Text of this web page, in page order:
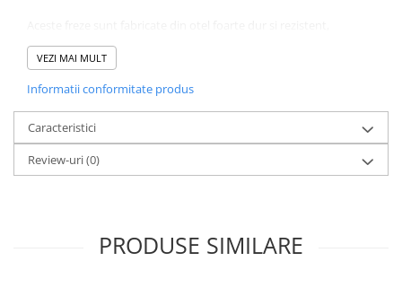
denumit popular "vidia", cu carbura microgranulata, de cea mai
buna calitate, permitand o performanta ridicata si de lunga
echilibrat pentru o precizie ridicata in ghidarea gauririi, excelenta
pentru operatiuni repetabile si precise. Muchiile de taiere slefuite
cu precizie fac gauri curate in lemnul de orice esenta: tare, moale,
lemn laminat, placi PAL si compozite din lemn.
VEZI MAI MULT
Informatii conformitate produs
Caracteristici
Review-uri(0)
PRODUSE SIMILARE